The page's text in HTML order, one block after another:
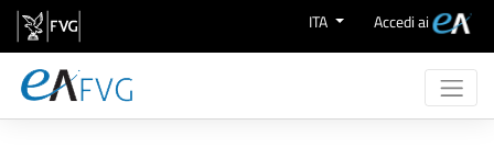
Salta al contenuto ITA Accedi ai